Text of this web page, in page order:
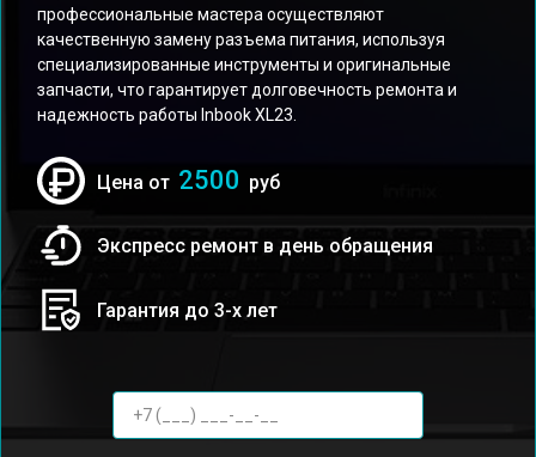
профессиональные мастера осуществляют
качественную замену разъема питания, используя
специализированные инструменты и оригинальные
запчасти, что гарантирует долговечность ремонта и
надежность работы Inbook XL23.
Цена от 2500 руб
Экспресс ремонт в день обращения
Гарантия до 3-х лет